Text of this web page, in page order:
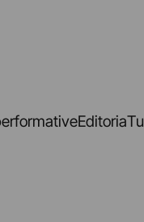
Editoria